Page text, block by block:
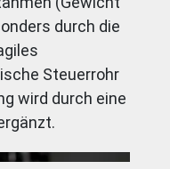
durch die
Steuerrohr
wird durch eine